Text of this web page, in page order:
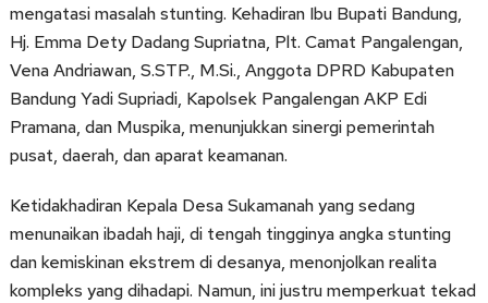
mengatasi masalah stunting. Kehadiran Ibu Bupati Bandung,
Hj. Emma Dety Dadang Supriatna, Plt. Camat Pangalengan,
Vena Andriawan, S.STP., M.Si., Anggota DPRD Kabupaten
Bandung Yadi Supriadi, Kapolsek Pangalengan AKP Edi
Pramana, dan Muspika, menunjukkan sinergi pemerintah
pusat, daerah, dan aparat keamanan.
Ketidakhadiran Kepala Desa Sukamanah yang sedang
menunaikan ibadah haji, di tengah tingginya angka stunting
dan kemiskinan ekstrem di desanya, menonjolkan realita
kompleks yang dihadapi. Namun, ini justru memperkuat tekad